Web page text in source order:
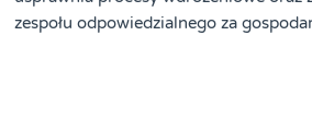
zespołu odpowiedzialnego za